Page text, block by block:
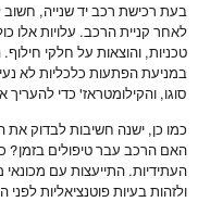
בעת רכישת רכב יד שנייה, חשוב
לאחר קניית הרכב. עלויות אלו
טכניות, והוצאות על חלקי
במניעת הפתעות כלכליות לא
סוגו, והקילומטראז' כדי
כמו כן, ישנה חשיבות לבדוק
האם הרכב עבר טיפולים בזמן?
העתידיות. התייעצות עם
ולזהות בעיות פוטנציאליות לפני